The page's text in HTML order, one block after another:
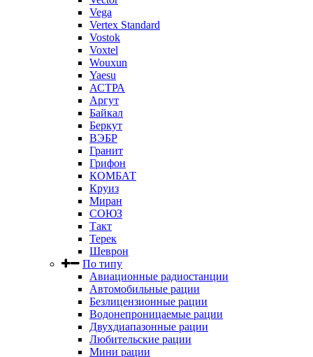
Vega
Vertex Standard
Vostok
Voxtel
Wouxun
Yaesu
АСТРА
Аргут
Байкал
Беркут
ВЭБР
Гранит
Грифон
КОМБАТ
Круиз
Миран
СОЮЗ
Такт
Терек
Шеврон
По типу
Авиационные радиостанции
Автомобильные рации
Безлицензионные рации
Водонепроницаемые рации
Двухдиапазонные рации
Любительские рации
Мини рации